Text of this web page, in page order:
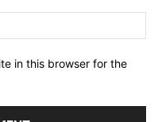
in this browser for the